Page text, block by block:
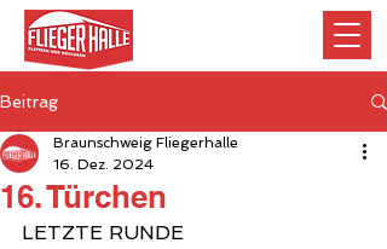
Beitrag
16. Türchen
Braunschweig Fliegerhalle
16. Dez. 2024
LETZTE RUNDE